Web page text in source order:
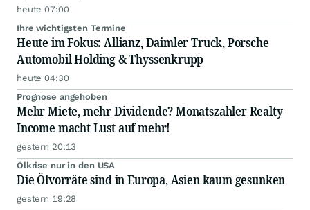
heute 07:00
Ihre wichtigsten Termine
Heute im Fokus: Allianz, Daimler Truck, Porsche
Automobil Holding & Thyssenkrupp
heute 04:30
Prognose angehoben
Mehr Miete, mehr Dividende? Monatszahler Realty
Income macht Lust auf mehr!
gestern 20:13
Ölkrise nur in den USA
Die Ölvorräte sind in Europa, Asien kaum gesunken
gestern 19:28